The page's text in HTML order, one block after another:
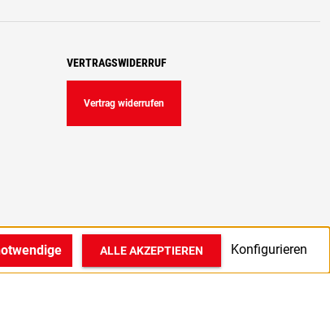
VERTRAGSWIDERRUF
Vertrag widerrufen
Konfigurieren
ALLE AKZEPTIEREN